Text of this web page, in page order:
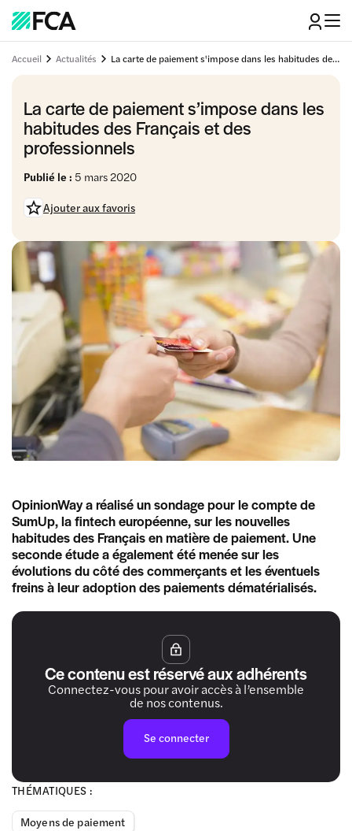
Accueil Actualités La carte de paiement s'impose dans les habitudes des Français et des professionnels
La carte de paiement s’impose dans les
habitudes des Français et des
professionnels
Publié le : 5 mars 2020
Ajouter aux favoris
THÉMATIQUES :
Moyens de paiement
OpinionWay a réalisé un sondage pour le compte de
SumUp, la fintech européenne, sur les nouvelles
habitudes des Français en matière de paiement. Une
seconde étude a également été menée sur les
évolutions du côté des commerçants et les éventuels
freins à leur adoption des paiements dématérialisés.
Ce contenu est réservé aux adhérents
Connectez-vous pour avoir accès à l’ensemble
de nos contenus.
Se connecter